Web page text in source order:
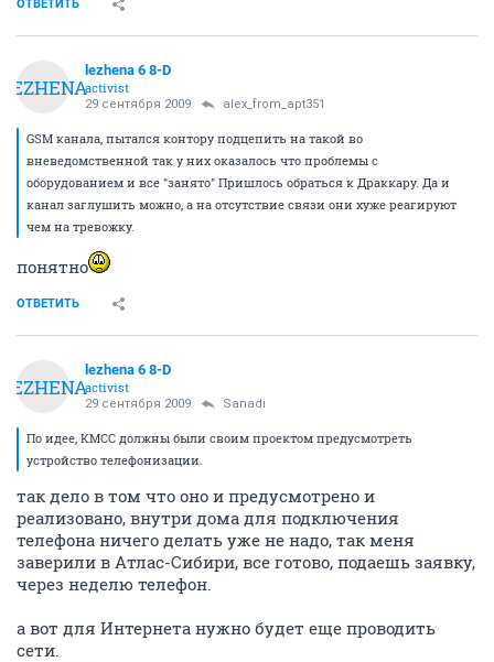
ОТВЕТИТЬ
LEZHENA
lezhena 6 8-D
activist
29 сентября 2009 alex_from_apt351
GSM канала, пытался контору подцепить на такой во
вневедомственной так у них оказалось что проблемы с
оборудованием и все "занято" Пришлось обраться к Драккару. Да и
канал заглушить можно, а на отсутствие связи они хуже реагируют
чем на тревожку.
понятно
ОТВЕТИТЬ
LEZHENA
lezhena 6 8-D
activist
29 сентября 2009 Sanadi
По идее, КМСС должны были своим проектом предусмотреть
устройство телефонизации.
так дело в том что оно и предусмотрено и
реализовано, внутри дома для подключения
телефона ничего делать уже не надо, так меня
заверили в Атлас-Сибири, все готово, подаешь заявку,
через неделю телефон.
а вот для Интернета нужно будет еще проводить
сети.